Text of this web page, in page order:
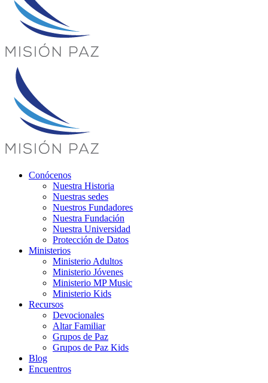
Conócenos
Nuestra Historia
Nuestras sedes
Nuestros Fundadores
Nuestra Fundación
Nuestra Universidad
Protección de Datos
Ministerios
Ministerio Adultos
Ministerio Jóvenes
Ministerio MP Music
Ministerio Kids
Recursos
Devocionales
Altar Familiar
Grupos de Paz
Grupos de Paz Kids
Blog
Encuentros